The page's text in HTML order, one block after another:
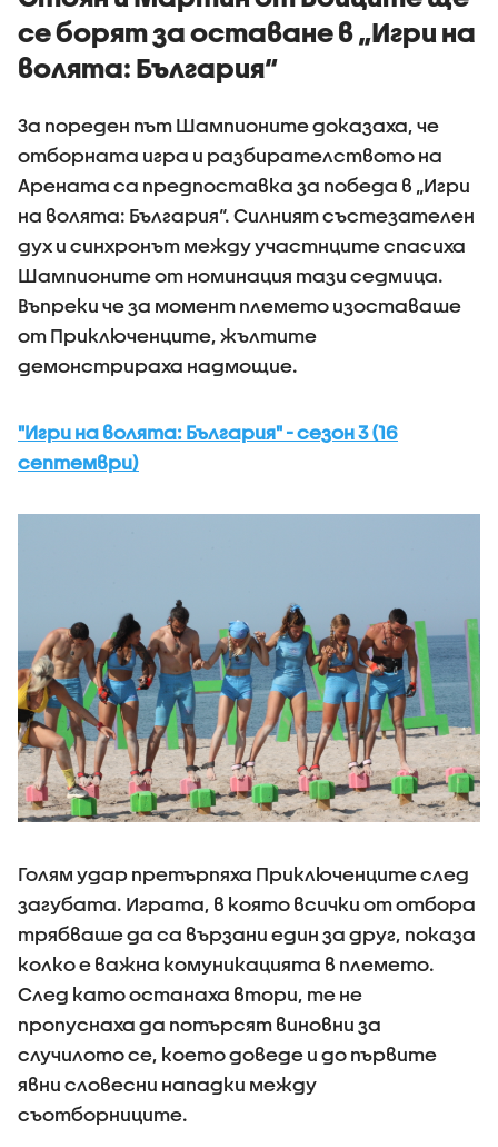
се борят за оставане в „Игри на
волята: България“
За пореден път Шампионите доказаха, че
отборната игра и разбирателството на
Арената са предпоставка за победа в „Игри
на волята: България“. Силният състезателен
дух и синхронът между участнците спасиха
Шампионите от номинация тази седмица.
Въпреки че за момент племето изоставаше
от Приключенците, жълтите
демонстрираха надмощие.
"Игри на волята: България" - сезон 3 (16
септември)
Голям удар претърпяха Приключенците след
загубата. Играта, в която всички от отбора
трябваше да са вързани един за друг, показа
колко е важна комуникацията в племето.
След като останаха втори, те не
пропуснаха да потърсят виновни за
случилото се, което доведе и до първите
явни словесни нападки между
съотборниците.